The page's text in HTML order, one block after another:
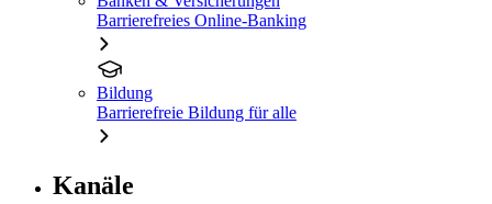
Barrierefreies Online-Banking
Bildung
Barrierefreie Bildung für alle
Kanäle